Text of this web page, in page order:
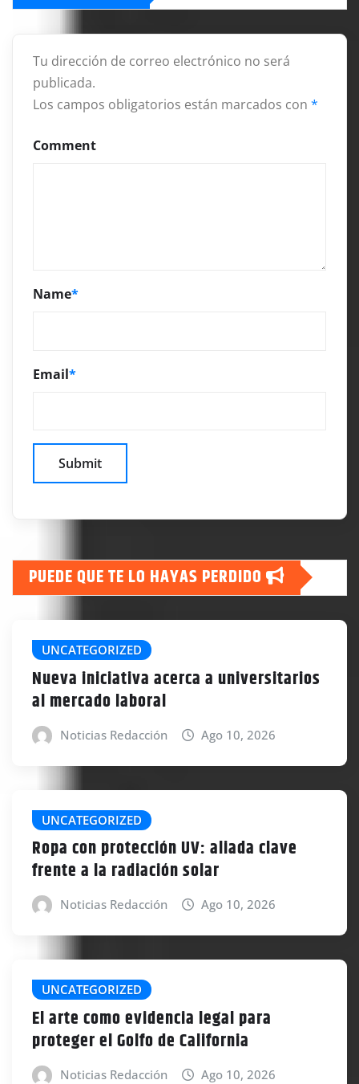
Tu dirección de correo electrónico no será
publicada.
Los campos obligatorios están marcados con *
Comment
Name*
Email*
PUEDE QUE TE LO HAYAS PERDIDO
UNCATEGORIZED
Nueva iniciativa acerca a universitarios
al mercado laboral
Noticias Redacción Ago 10, 2026
UNCATEGORIZED
Ropa con protección UV: aliada clave
frente a la radiación solar
Noticias Redacción Ago 10, 2026
UNCATEGORIZED
El arte como evidencia legal para
proteger el Golfo de California
Noticias Redacción Ago 10, 2026